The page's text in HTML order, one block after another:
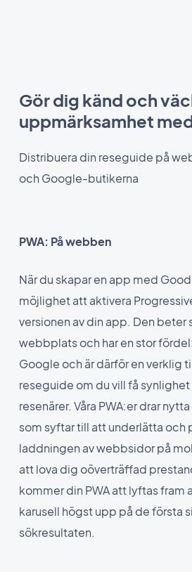
Gör dig känd och
uppmärksamhet
Distribuera din reseguide på
och Google-butikerna
PWA: På webben
När du skapar en app med
möjlighet att aktivera
versionen av din app. Den beter
webbplats och har en stor
Google och är därför en verklig
reseguide om du vill få synlighet
resenärer. Våra PWA:er drar
som syftar till att underlätta och
laddningen av webbsidor på
att lova dig oöverträffad
kommer din PWA att lyftas fram
karusell högst upp på de första
sökresultaten.